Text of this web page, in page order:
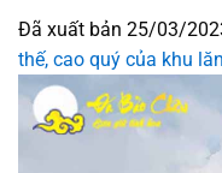
Đã xuất bản 25/03/
thế, cao quý của khu